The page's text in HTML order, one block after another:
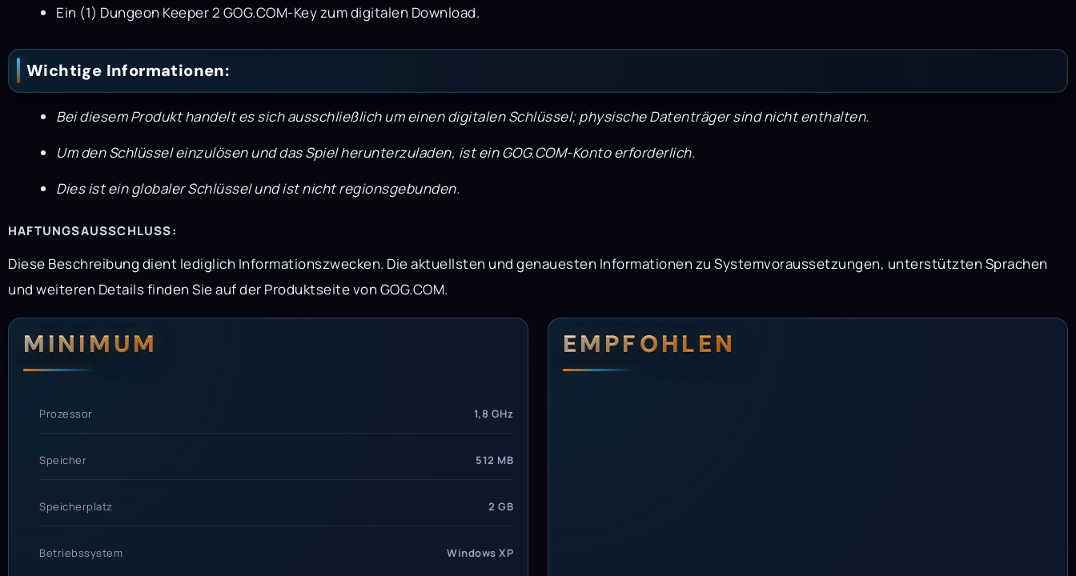
Ein (1) Dungeon Keeper 2 GOG.COM-Key zum digitalen Download.
Wichtige Informationen:
Bei diesem Produkt handelt es sich ausschließlich um einen digitalen Schlüssel; physische Datenträger sind nicht enthalten.
Um den Schlüssel einzulösen und das Spiel herunterzuladen, ist ein GOG.COM-Konto erforderlich.
Dies ist ein globaler Schlüssel und ist nicht regionsgebunden.
HAFTUNGSAUSSCHLUSS:
Diese Beschreibung dient lediglich Informationszwecken. Die aktuellsten und genauesten Informationen zu Systemvoraussetzungen, unterstützten Sprachen
und weiteren Details finden Sie auf der Produktseite von GOG.COM.
Systemanforderungen
Systemvoraussetzungen
MINIMUM
Prozessor 1,8 GHz
Speicher 512 MB
Speicherplatz 2 GB
Betriebssystem Windows XP
EMPFOHLEN